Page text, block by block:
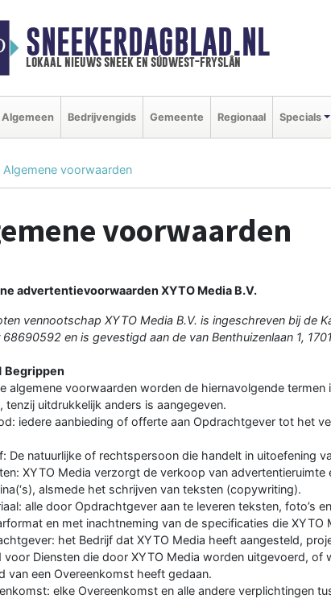
SNEEKERDAGBLAD.NL
lokaal nieuws sneek en súdwest-fryslân
Algemeen Bedrijvengids Gemeente Regionaal Specials
Algemene voorwaarden
voorwaarden
advertentievoorwaarden XYTO Media B.V.
vennootschap XYTO Media B.V. is ingeschreven bij de
en is gevestigd aan de van Benthuizenlaan 1,
Begrippen
algemene voorwaarden worden de hiernavolgende termen
tenzij uitdrukkelijk anders is aangegeven.
iedere aanbieding of offerte aan Opdrachtgever tot het
De natuurlijke of rechtspersoon die handelt in uitoefening
XYTO Media verzorgt de verkoop van advertentieruimte
alsmede het schrijven van teksten (copywriting).
alle door Opdrachtgever aan te leveren teksten, foto’s
en met inachtneming van de specificaties die XYTO
het Bedrijf dat XYTO Media heeft aangesteld,
voor Diensten die door XYTO Media worden uitgevoerd, of
van een Overeenkomst heeft gedaan.
elke Overeenkomst en alle andere verplichtingen